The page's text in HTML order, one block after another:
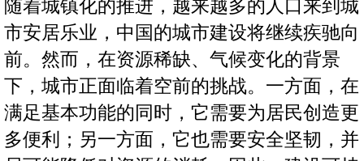
随着城镇化的推进，越来越多的人口来到城
市安居乐业，中国的城市建设将继续疾驰向
前。然而，在资源稀缺、气候变化的背景
下，城市正面临着空前的挑战。一方面，在
满足基本功能的同时，它需要为居民创造更
多便利；另一方面，它也需要安全坚韧，并